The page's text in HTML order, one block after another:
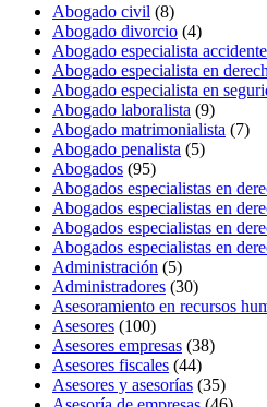
Abogado civil (8)
Abogado divorcio (4)
Abogado especialista
Abogado especialista en
Abogado especialista en
Abogado laboralista (9)
Abogado matrimonialista (7)
Abogado penalista (5)
Abogados (95)
Abogados especialistas en
Abogados especialistas en
Abogados especialistas en
Abogados especialistas en
Administración (5)
Administradores (30)
Asesoramiento en recursos
Asesores (100)
Asesores empresas (38)
Asesores fiscales (44)
Asesores y asesorías (35)